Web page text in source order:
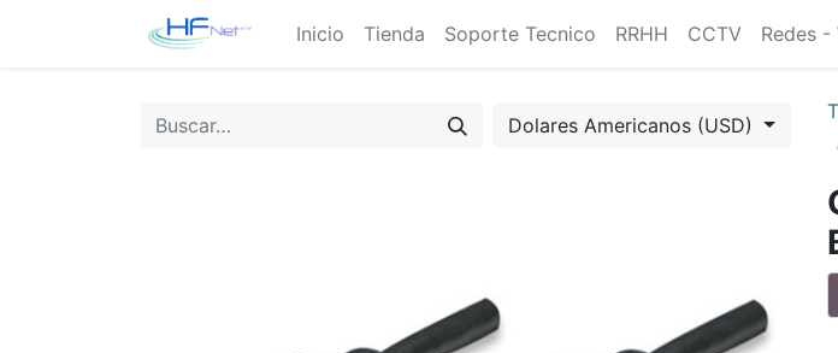
Inicio Tienda Soporte Tecnico RRHH CCTV Redes -
Dolares Americanos (USD)